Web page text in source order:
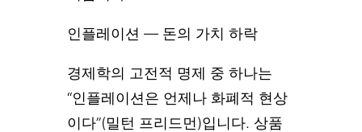
인플레이션 — 돈의 가치 하락
경제학의 고전적 명제 중 하나는
“인플레이션은 언제나 화폐적 현상
이다”(밀턴 프리드먼)입니다. 상품